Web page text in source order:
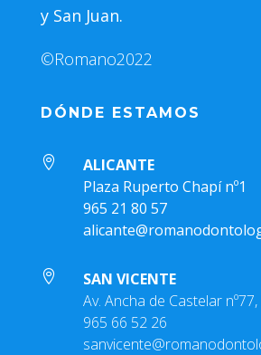
y San Juan.
©Romano2022
DÓNDE ESTAMOS

ALICANTE
Plaza Ruperto Chapí nº1
965 21 80 57

SAN VICENTE
Av. Ancha de Castelar
965 66 52 26